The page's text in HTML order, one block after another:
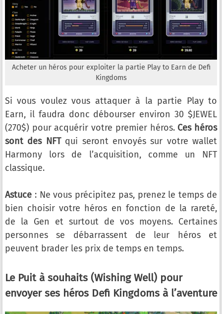
Acheter un héros pour exploiter la partie Play to Earn de Defi
Kingdoms
Si vous voulez vous attaquer à la partie Play to
Earn, il faudra donc débourser environ 30 $JEWEL
(270$) pour acquérir votre premier héros. Ces héros
sont des NFTqui seront envoyés sur votre wallet
Harmony lors de l’acquisition, comme un NFT
classique.
Astuce : Ne vous précipitez pas, prenez le temps de
bien choisir votre héros en fonction de la rareté,
de la Gen et surtout de vos moyens. Certaines
personnes se débarrassent de leur héros et
peuvent brader les prix de temps en temps.
Le Puit à souhaits (Wishing Well) pour
envoyer ses héros Defi Kingdoms à l’aventure